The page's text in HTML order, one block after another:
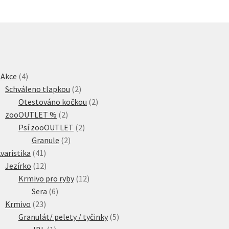
44
produkty
Schváleno tlapkou 22
produkty
Otestováno kočkou 22
zooOUTLET % 22
produkty
Psí zooOUTLET 22
Granule 22
4141
produktů
Jezírko 1212
produktů
Krmivo pro ryby 1212
Sera 66
Krmivo 2323
produktů
Granulát/ pelety / tyčinky 55